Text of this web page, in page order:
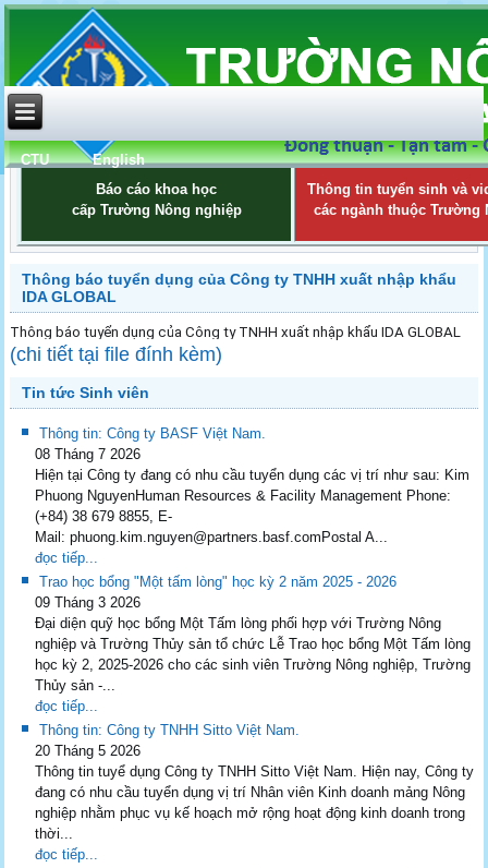
CTU
English
Báo cáo khoa học
cấp Trường Nông nghiệp
Thông tin tuyển sinh và
các ngành thuộc Trường
Thông báo tuyển dụng của Công ty TNHH xuất nhập khẩu
IDA GLOBAL
Thông báo tuyển dụng của Công ty TNHH xuất nhập khẩu IDA GLOBAL
(chi tiết tại file đính kèm)
Tin tức Sinh viên
Thông tin: Công ty BASF Việt Nam.
08 Tháng 7 2026
Hiện tại Công ty đang có nhu cầu tuyển dụng các vị trí như sau: Kim
Phuong NguyenHuman Resources & Facility Management Phone:
(+84) 38 679 8855, E-
Mail: phuong.kim.nguyen@partners.basf.comPostal A...
đọc tiếp...
Trao học bổng "Một tấm lòng" học kỳ 2 năm 2025 - 2026
09 Tháng 3 2026
Đại diện quỹ học bổng Một Tấm lòng phối hợp với Trường Nông
nghiệp và Trường Thủy sản tổ chức Lễ Trao học bổng Một Tấm lòng
học kỳ 2, 2025-2026 cho các sinh viên Trường Nông nghiệp, Trường
Thủy sản -...
đọc tiếp...
Thông tin: Công ty TNHH Sitto Việt Nam.
20 Tháng 5 2026
Thông tin tuyể dụng Công ty TNHH Sitto Việt Nam. Hiện nay, Công ty
đang có nhu cầu tuyển dụng vị trí Nhân viên Kinh doanh mảng Nông
nghiệp nhằm phục vụ kế hoạch mở rộng hoạt động kinh doanh trong
thời...
đọc tiếp...